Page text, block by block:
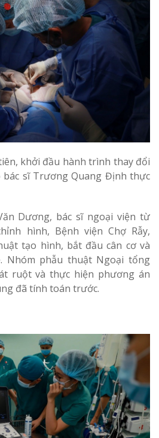
khởi đầu hành trình thay đổi
bác sĩ Trương Quang Định thực
Dương, bác sĩ ngoại viện từ
hình, Bệnh viện Chợ Rẫy,
tạo hình, bắt đầu cân cơ và
Nhóm phẫu thuật Ngoại tổng
ruột và thực hiện phương án
đã tính toán trước.